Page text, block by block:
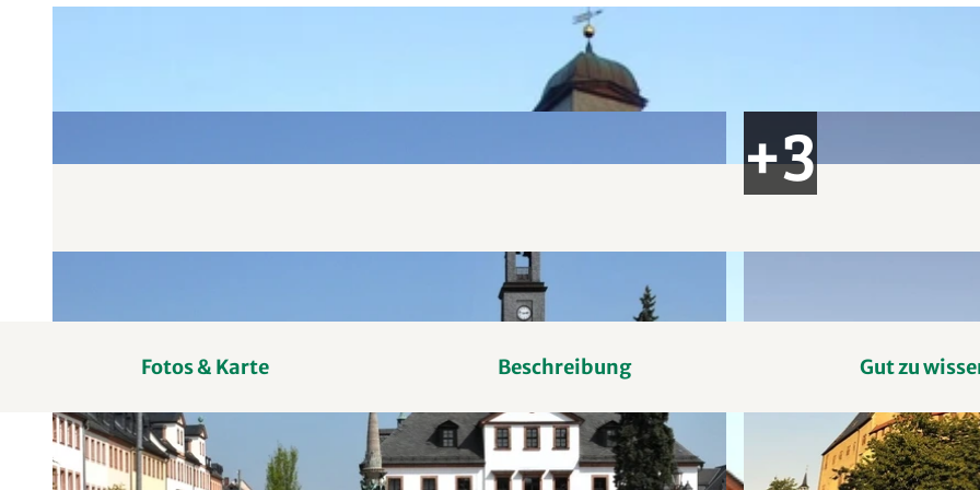
Fotos & Karte Beschreibung Gut zu